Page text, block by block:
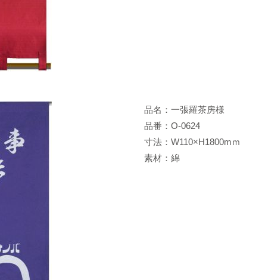
品名：一張羅茶房様
品番：O-0624
寸法：W110×H1800mｍ
素材：綿